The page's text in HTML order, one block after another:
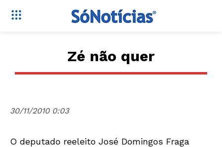
Zé não quer
30/11/2010 0:03
O deputado reeleito José Domingos Fraga